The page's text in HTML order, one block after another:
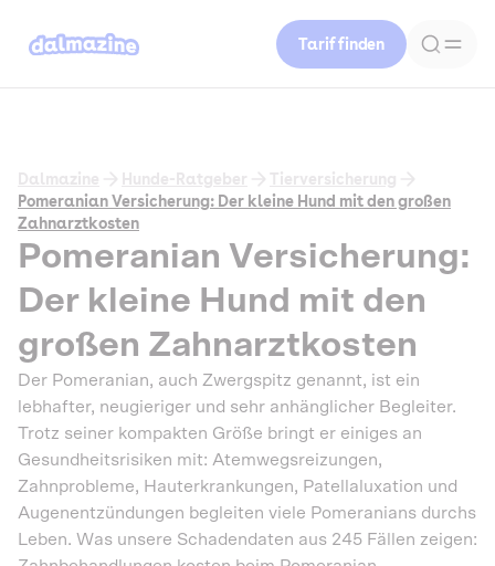
Tarif finden
Dalmazine Hunde-Ratgeber
Tierversicherung
Pomeranian Versicherung: Der kleine Hund mit den großen
Zahnarztkosten
Pomeranian Versicherung:
Der kleine Hund mit den
großen Zahnarztkosten
Der Pomeranian, auch Zwergspitz genannt, ist ein
lebhafter, neugieriger und sehr anhänglicher Begleiter.
Trotz seiner kompakten Größe bringt er einiges an
Gesundheitsrisiken mit: Atemwegsreizungen,
Zahnprobleme, Hauterkrankungen, Patellaluxation und
Augenentzündungen begleiten viele Pomeranians durchs
Leben. Was unsere Schadendaten aus 245 Fällen zeigen: